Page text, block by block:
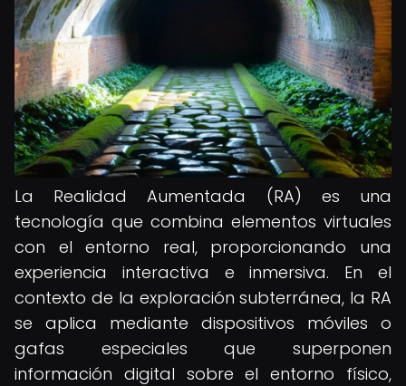
La Realidad Aumentada (RA) es una
tecnología que combina elementos virtuales
con el entorno real, proporcionando una
experiencia interactiva e inmersiva. En el
contexto de la exploración subterránea, la RA
se aplica mediante dispositivos móviles o
gafas especiales que superponen
información digital sobre el entorno físico,